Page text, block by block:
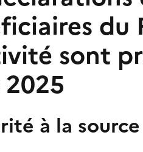
du
sont
à la source